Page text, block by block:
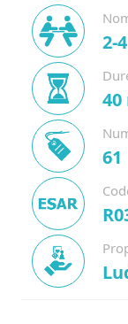
2-
61